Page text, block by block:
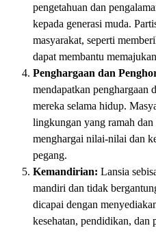
pengetahuan dan
kepada generasi muda.
masyarakat, seperti
dapat membantu
Penghargaan dan
mendapatkan penghargaan
mereka selama hidup.
lingkungan yang ramah
menghargai nilai-nilai dan
pegang.
Kemandirian: Lansia
mandiri dan tidak
dicapai dengan
kesehatan, pendidikan, dan